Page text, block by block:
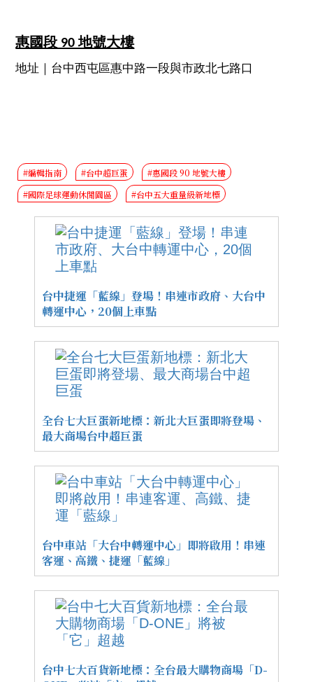
惠國段 90 地號大樓
地址｜台中西屯區惠中路一段與市政北七路口
#編輯指南 #台中超巨蛋
#惠國段 90 地號大樓
#國際足球運動休閒園區
#台中五大重量級新地標
台中捷運「藍線」登場！串連市政府、大台中
轉運中心，20個上車點
全台七大巨蛋新地標：新北大巨蛋即將登場、
最大商場台中超巨蛋
台中車站「大台中轉運中心」即將啟用！串連
客運、高鐵、捷運「藍線」
台中七大百貨新地標：全台最大購物商場「D-